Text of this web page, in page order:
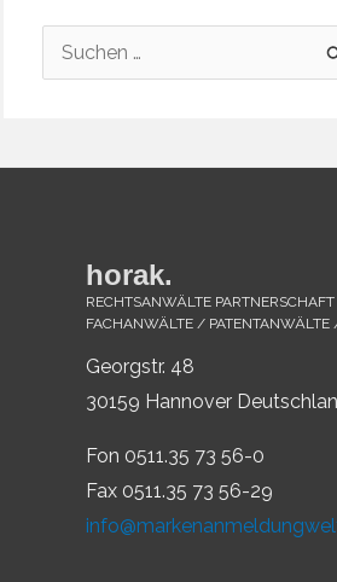
u
horak.
RECHTSANWÄLTE
FACHANWÄLTE / PATENTANWÄLTE
Georgstr. 48
30159 Hannover
Fon 0511.35 73 56-0
Fax 0511.35 73 56-29